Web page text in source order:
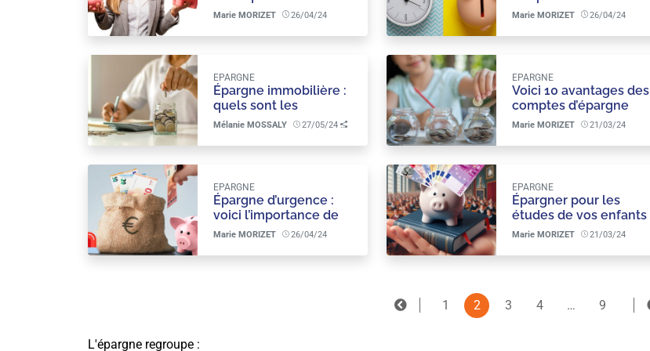
devrions épargner
Marie MORIZET 26/04/24
allongement du temps
pour les salariés ?
Marie MORIZET 26/04/24
Épargne immobilière :
quels sont les
avantages de ce
EPARGNE
Mélanie MOSSALY 27/05/24
Voici 10 avantages des
comptes d’épargne
pour les enfants
EPARGNE
Marie MORIZET 21/03/24
Épargne d’urgence :
voici l’importance de
constituer un fonds
imprévus.
EPARGNE
Marie MORIZET 26/04/24
Épargner pour les
études de vos enfants
: les meilleures
garantir leur avenir
EPARGNE
Marie MORIZET 21/03/24
1 2 3 4 … 9
L'épargne regroupe :